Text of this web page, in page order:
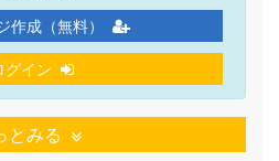
作成（無料）
グイン
とみる